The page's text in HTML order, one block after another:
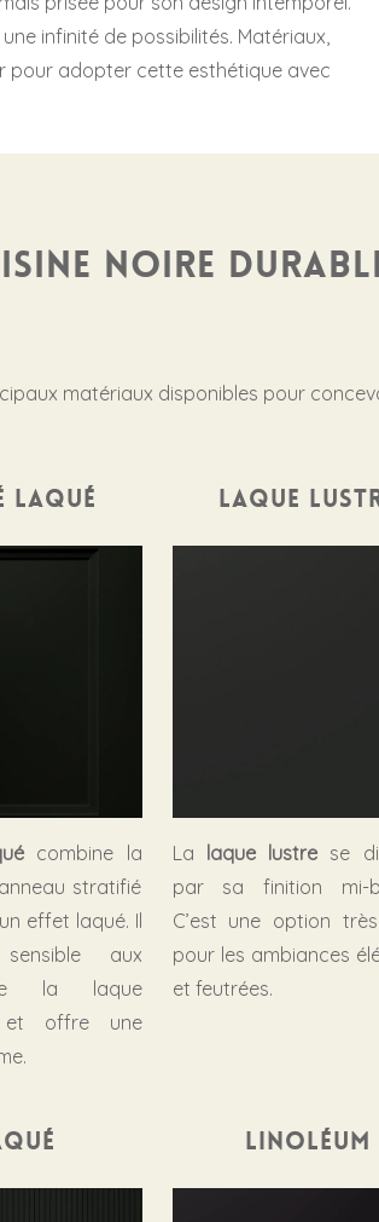
infinité de possibilités. Matériaux,
pour adopter cette esthétique avec
noire
matériaux disponibles pour
laqué
combine la
stratifié
effet laqué. Il
aux
la laque
et offre une
Laque
La laque lustre se
par sa finition mi-
C’est une option
pour les ambiances
et feutrées.
Linoléum